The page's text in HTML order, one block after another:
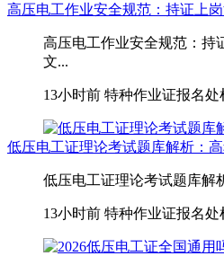
高压电工作业安全规范：持证上
高压电工作业安全规范：持
文...
13小时前 特种作业证报名处
低压电工证理论考试题库解析：
低压电工证理论考试题库解
13小时前 特种作业证报名处